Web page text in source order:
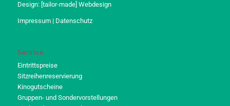
Design: [tailor-made] Webdesign
Impressum| Datenschutz
Service
Eintrittspreise
Sitzreihenreservierung
Kinogutscheine
Gruppen- und Sondervorstellungen